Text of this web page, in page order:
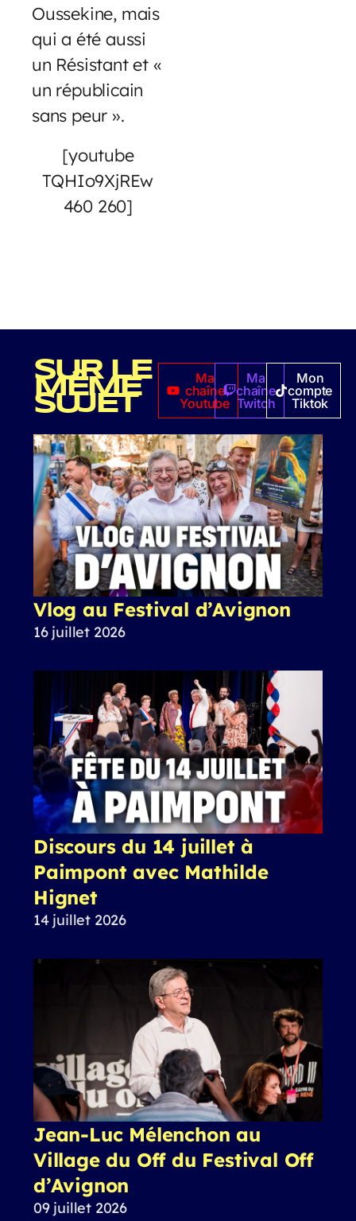
Oussekine, mais
qui a été aussi
un Résistant et «
un républicain
sans peur ».
[youtube
TQHIo9XjREw
460 260]
SUR LE
MÊME
SUJET
Ma
chaîne
Youtube
Ma
chaîne
Twitch
Mon
compte
Tiktok
Vlog au Festival d’Avignon
16 juillet 2026
Discours du 14 juillet à
Paimpont avec Mathilde
Hignet
14 juillet 2026
Jean-Luc Mélenchon au
Village du Off du Festival Off
d’Avignon
09 juillet 2026